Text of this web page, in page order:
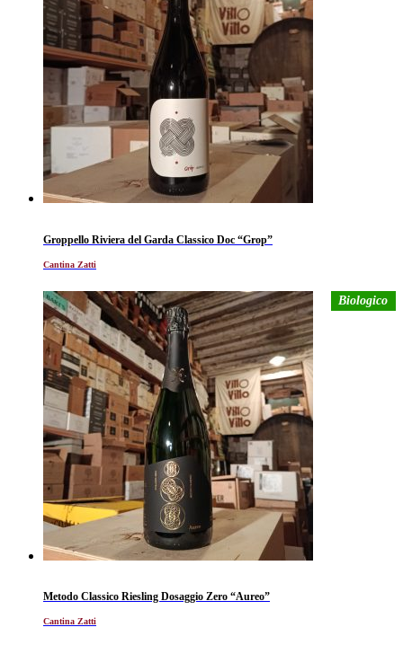
Groppello Riviera del Garda Classico Doc “Grop”
Cantina Zatti
Biologico
Metodo Classico Riesling Dosaggio Zero “Aureo”
Cantina Zatti